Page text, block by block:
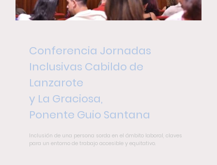
Conferencia Jornadas
Inclusivas Cabildo de
Lanzarote
y La Graciosa,
Ponente Guio Santana
Inclusión de una persona sorda en el ámbito laboral, claves
para un entorno de trabajo accesible y equitativo.